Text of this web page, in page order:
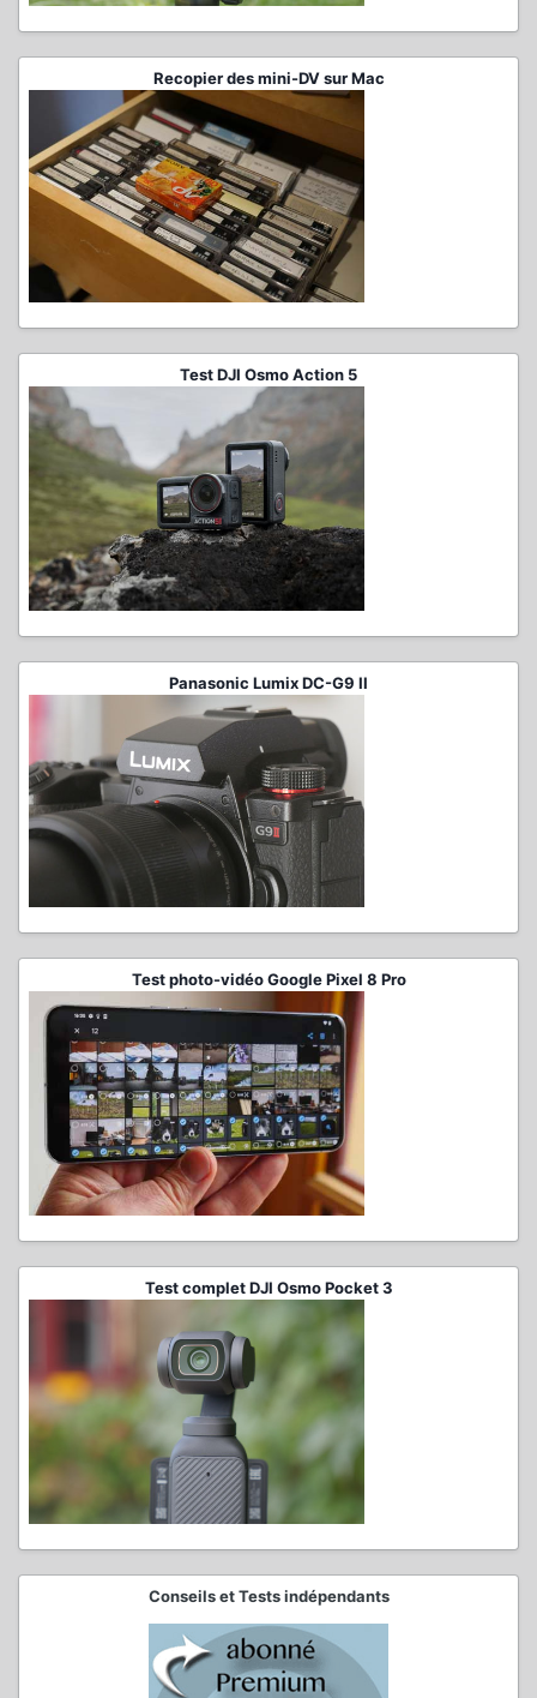
Recopier des mini-DV sur Mac
Test DJI Osmo Action 5
Panasonic Lumix DC-G9 II
Test photo-vidéo Google Pixel 8 Pro
Test complet DJI Osmo Pocket 3
Conseils et Tests indépendants